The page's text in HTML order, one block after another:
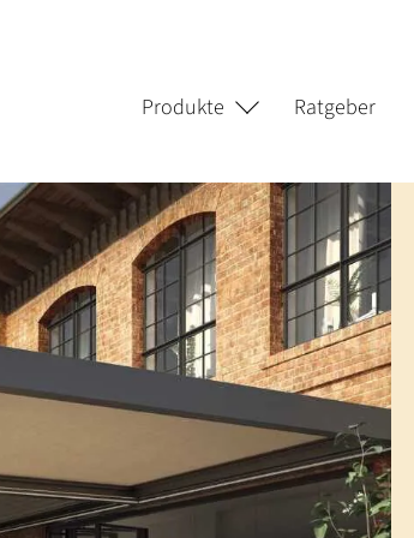
Produkte Ratgeber